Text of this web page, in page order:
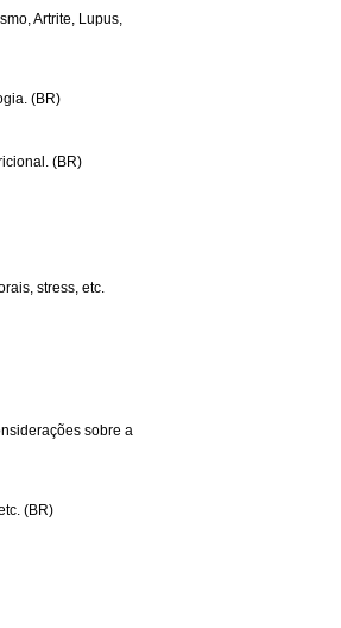
Artrite, Lupus,
(BR)
(BR)
stress, etc.
sobre a
(BR)